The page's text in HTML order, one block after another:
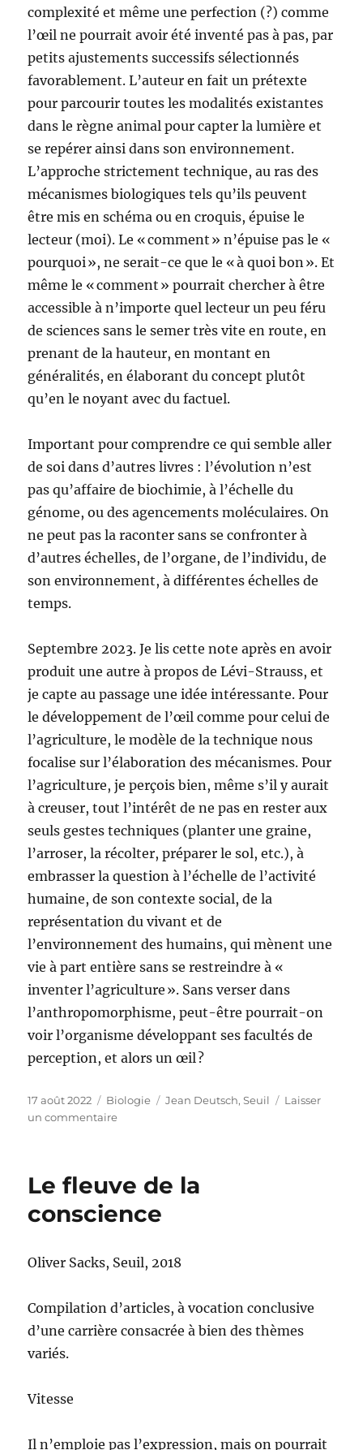
complexité et même une perfection (?) comme
l’œil ne pourrait avoir été inventé pas à pas, par
petits ajustements successifs sélectionnés
favorablement. L’auteur en fait un prétexte
pour parcourir toutes les modalités existantes
dans le règne animal pour capter la lumière et
se repérer ainsi dans son environnement.
L’approche strictement technique, au ras des
mécanismes biologiques tels qu’ils peuvent
être mis en schéma ou en croquis, épuise le
lecteur (moi). Le « comment » n’épuise pas le «
pourquoi », ne serait-ce que le « à quoi bon ». Et
même le « comment » pourrait chercher à être
accessible à n’importe quel lecteur un peu féru
de sciences sans le semer très vite en route, en
prenant de la hauteur, en montant en
généralités, en élaborant du concept plutôt
qu’en le noyant avec du factuel.
Important pour comprendre ce qui semble aller
de soi dans d’autres livres : l’évolution n’est
pas qu’affaire de biochimie, à l’échelle du
génome, ou des agencements moléculaires. On
ne peut pas la raconter sans se confronter à
d’autres échelles, de l’organe, de l’individu, de
son environnement, à différentes échelles de
temps.
Septembre 2023. Je lis cette note après en avoir
produit une autre à propos de Lévi-Strauss, et
je capte au passage une idée intéressante. Pour
le développement de l’œil comme pour celui de
l’agriculture, le modèle de la technique nous
focalise sur l’élaboration des mécanismes. Pour
l’agriculture, je perçois bien, même s’il y aurait
à creuser, tout l’intérêt de ne pas en rester aux
seuls gestes techniques (planter une graine,
l’arroser, la récolter, préparer le sol, etc.), à
embrasser la question à l’échelle de l’activité
humaine, de son contexte social, de la
représentation du vivant et de
l’environnement des humains, qui mènent une
vie à part entière sans se restreindre à «
inventer l’agriculture ». Sans verser dans
l’anthropomorphisme, peut-être pourrait-on
voir l’organisme développant ses facultés de
perception, et alors un œil ?
Publié
le
17 août 2022 Catégories
Biologie Étiquettes
Jean Deutsch,Seuil
Laisser
un commentairesur
fait
l’œil
autres
de
Le fleuve de la
conscience
Oliver Sacks, Seuil, 2018
Compilation d’articles, à vocation conclusive
d’une carrière consacrée à bien des thèmes
variés.
Vitesse
Il n’emploie pas l’expression, mais on pourrait